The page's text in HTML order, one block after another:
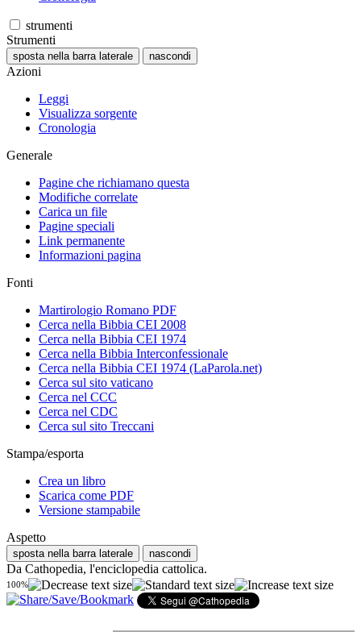
strumenti
Strumenti
sposta nella barra laterale nascondi
Azioni
Leggi
Visualizza sorgente
Cronologia
Generale
Pagine che richiamano questa
Modifiche correlate
Carica un file
Pagine speciali
Link permanente
Informazioni pagina
Fonti
Martirologio Romano PDF
Cerca nella Bibbia CEI 2008
Cerca nella Bibbia CEI 1974
Cerca nella Bibbia Interconfessionale
Cerca nella Bibbia CEI 1974 (LaParola.net)
Cerca sul sito vaticano
Cerca nel CCC
Cerca nel CDC
Cerca sul sito Treccani
Stampa/esporta
Crea un libro
Scarica come PDF
Versione stampabile
Aspetto
sposta nella barra laterale nascondi
Da Cathopedia, l'enciclopedia cattolica.
100%